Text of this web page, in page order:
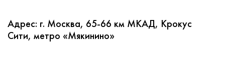
Адрес: г. Москва, 65-66 км МКАД, Крокус
Сити, метро «Мякинино»